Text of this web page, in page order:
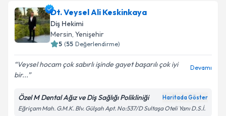
Dt. Veysel Ali Keskinkaya
Diş Hekimi
Mersin, Yenişehir
5 (55 Değerlendirme)
Veysel hocam çok sabırlı işinde gayet başarılı çok iyi
bir...
Devamı
Özel M Dental Ağız ve Diş Sağlığı Polikliniği Haritada Göster
Eğriçam Mah. G.M.K. Blv. Gülşah Apt. No:537/D Sultaşa Oteli Yanı D.S.İ.